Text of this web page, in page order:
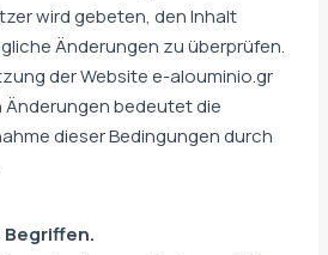
wird gebeten, den Inhalt
Änderungen zu überprüfen.
der Website e-alouminio.gr
bedeutet die
dieser Bedingungen durch